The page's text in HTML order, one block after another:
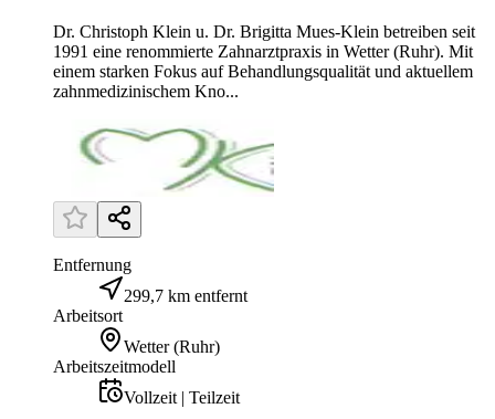
Dr. Christoph Klein u. Dr. Brigitta Mues-Klein betreiben seit
1991 eine renommierte Zahnarztpraxis in Wetter (Ruhr). Mit
einem starken Fokus auf Behandlungsqualität und aktuellem
zahnmedizinischem Kno...
Entfernung
299,7 km entfernt
Arbeitsort
Wetter (Ruhr)
Arbeitszeitmodell
Vollzeit | Teilzeit